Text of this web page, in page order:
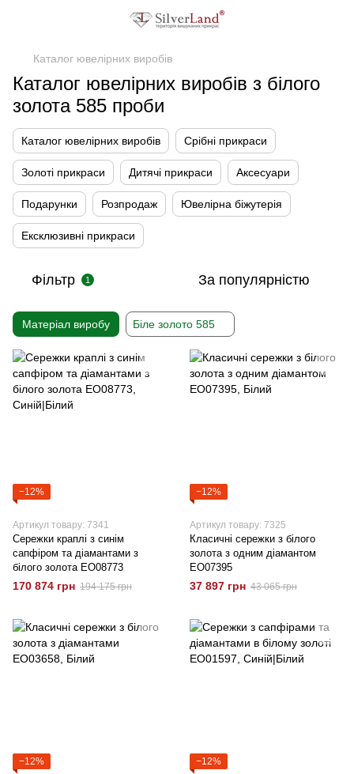
Каталог ювелірних виробів
Каталог ювелірних виробів з білого
золота 585 проби
Каталог ювелірних виробів Срібні прикраси
Золоті прикраси Дитячі прикраси Аксесуари
Подарунки Розпродаж Ювелірна біжутерія
Ексклюзивні прикраси
Фільтр 1 За популярністю
Матеріал виробу Біле золото 585
−12%
Артикул товару: 7341
Сережки краплі з синім
сапфіром та діамантами з
білого золота EO08773
170 874 грн 194 175 грн
−12%
Артикул товару: 7325
Класичні сережки з білого
золота з одним діамантом
EO07395
37 897 грн 43 065 грн
−12% −12%